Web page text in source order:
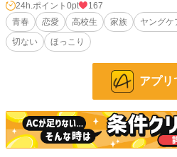
私の日常は、あの日、彼の——葉加瀬梨斗
た。
夜の十一時、閉店したスーパーの前で、紺
ずっと、うまく呼吸ができない。
頭の中をぐわらんぐわらんと鳴り響く耳鳴
きみは私を、廃園後の遊園地に連れ出し
まるでピエロが私の手をとって踊るよう
くるくる、ころころ、楽しそうに無邪気
24h.ポイント 0pt
167
青春
恋愛 高校生 家族 ヤングケ
切ない
ほっこり
アプリ